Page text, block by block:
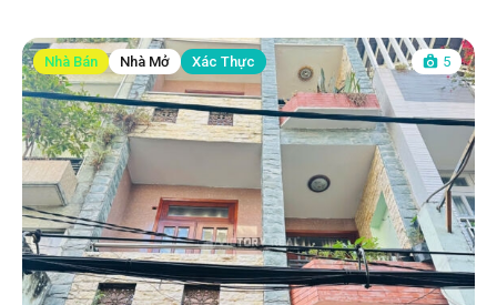
Nhà Bán Nhà Mở Xác Thực 5